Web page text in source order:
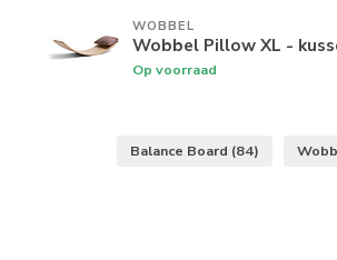
WOBBEL
Wobbel Pillow XL -
Op voorraad
Balance Board (84)